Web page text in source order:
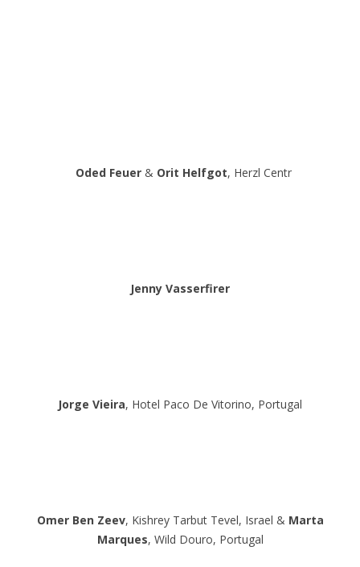
Oded Feuer& Orit Helfgot, Herzl Centr
Jenny Vasserfirer
Jorge Vieira, Hotel Paco De Vitorino, Portugal
Omer Ben Zeev, Kishrey Tarbut Tevel, Israel & Marta
Marques, Wild Douro, Portugal